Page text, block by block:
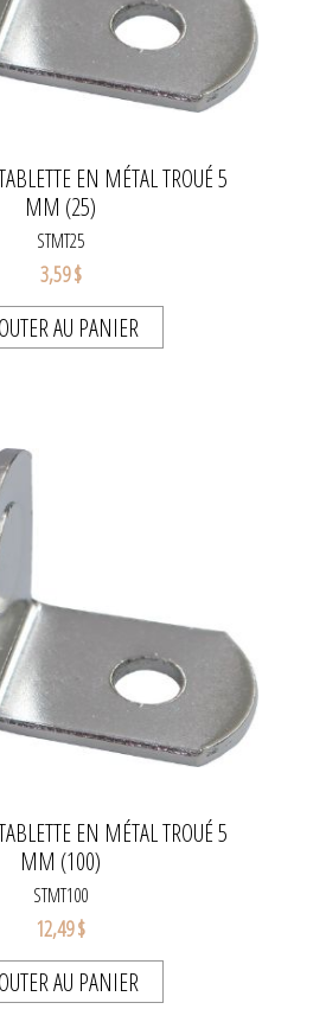
EN MÉTAL TROUÉ 5
MM (25)
STMT25
3,59 $
AU PANIER
EN MÉTAL TROUÉ 5
MM (100)
STMT100
12,49 $
AU PANIER